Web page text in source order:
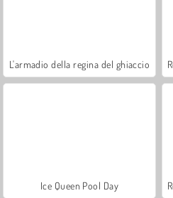
L'armadio della regina del ghiaccio
Ice Queen Pool Day